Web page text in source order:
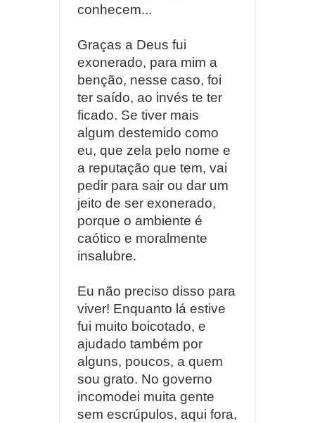
conhecem...
Graças a Deus fui
exonerado, para mim a
benção, nesse caso, foi
ter saído, ao invés te ter
ficado. Se tiver mais
algum destemido como
eu, que zela pelo nome e
a reputação que tem, vai
pedir para sair ou dar um
jeito de ser exonerado,
porque o ambiente é
caótico e moralmente
insalubre.
Eu não preciso disso para
viver! Enquanto lá estive
fui muito boicotado, e
ajudado também por
alguns, poucos, a quem
sou grato. No governo
incomodei muita gente
sem escrúpulos, aqui fora,